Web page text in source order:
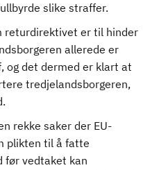
slike straffer.
returdirektivet er til hinder
allerede er
og det dermed er klart at
tredjelandsborgeren,
rekke saker der EU-
plikten til å fatte
før vedtaket kan